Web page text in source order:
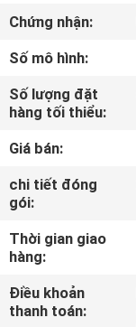
VỀ
CHÚNG
TÔI
THAM
QUAN
NHÀ
MÁY
Chứng nhận:
Số mô hình:
Số lượng đặt
hàng tối thiểu:
Giá bán:
chi tiết đóng
gói:
Thời gian giao
hàng:
Điều khoản
thanh toán: